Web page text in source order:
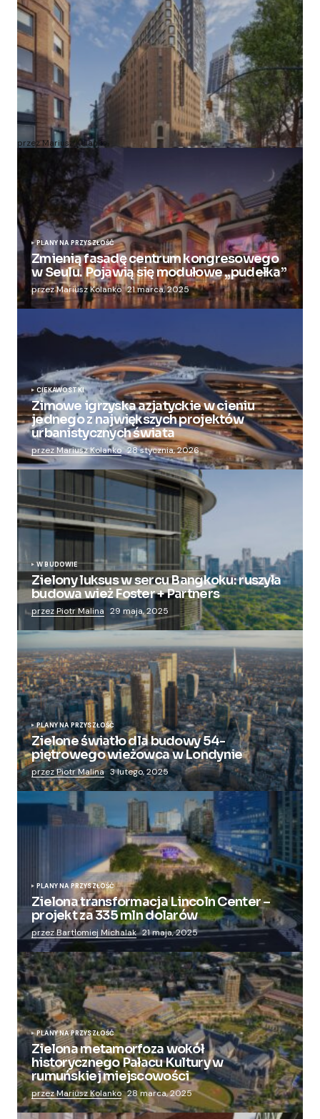
Zmieniają więzienie dla kobiet w nowoczesny
apartamentowiec
przez Mariusz Kolanko 20 lipca, 2024
PLANY NA PRZYSZŁOŚĆ
Zmienią fasadę centrum kongresowego
w Seulu. Pojawią się modułowe „pudełka”
przez Mariusz Kolanko 21 marca, 2025
CIEKAWOSTKI
Zimowe igrzyska azjatyckie w cieniu
jednego z największych projektów
urbanistycznych świata
przez Mariusz Kolanko 28 stycznia, 2026
W BUDOWIE
Zielony luksus w sercu Bangkoku: ruszyła
budowa wież Foster + Partners
przez Piotr Malina 29 maja, 2025
PLANY NA PRZYSZŁOŚĆ
Zielone światło dla budowy 54-
piętrowego wieżowca w Londynie
przez Piotr Malina 3 lutego, 2025
PLANY NA PRZYSZŁOŚĆ
Zielona transformacja Lincoln Center –
projekt za 335 mln dolarów
przez Bartłomiej Michalak 21 maja, 2025
PLANY NA PRZYSZŁOŚĆ
Zielona metamorfoza wokół
historycznego Pałacu Kultury w
rumuńskiej miejscowości
przez Mariusz Kolanko 28 marca, 2025